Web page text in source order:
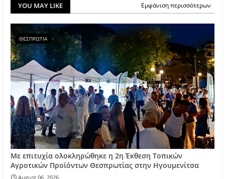
YOU MAY LIKE Εμφάνιση περισσότερων
ΘΕΣΠΡΩΤΙΑ
Με επιτυχία ολοκληρώθηκε η 2η Έκθεση Τοπικών
Αγροτικών Προϊόντων Θεσπρωτίας στην Ηγουμενίτσα
August 06, 2026